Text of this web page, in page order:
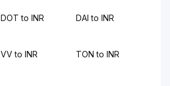
DOT to INR DAI to INR
VV to INR TON to INR